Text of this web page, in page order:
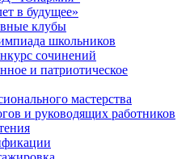
в будущее»
клубы
школьников
сочинений
и патриотическое
мастерства
и руководящих работников